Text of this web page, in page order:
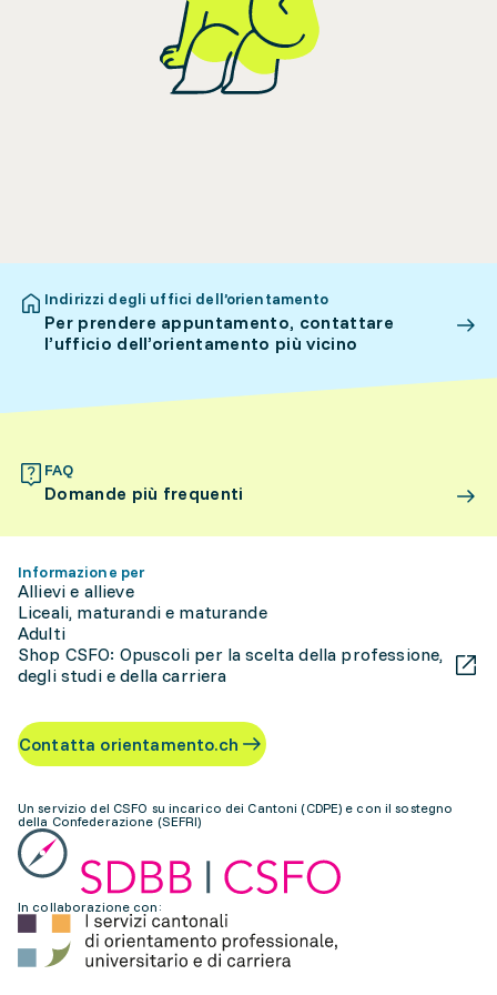
Indirizzi degli uffici dell’orientamento
Per prendere appuntamento, contattare
l’ufficio dell’orientamento più vicino
FAQ
Domande più frequenti
Informazione per
Allievi e allieve
Liceali, maturandi e maturande
Adulti
Shop CSFO: Opuscoli per la scelta della professione,
degli studi e della carriera
Contatta orientamento.ch
Un servizio del CSFO su incarico dei Cantoni (CDPE) e con il sostegno
della Confederazione (SEFRI)
In collaborazione con: